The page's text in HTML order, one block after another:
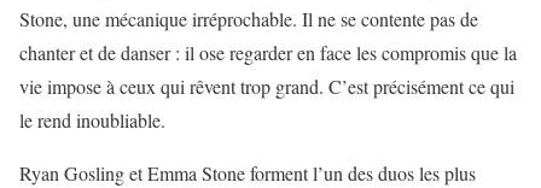
Stone, une mécanique irréprochable. Il ne se contente pas de
chanter et de danser : il ose regarder en face les compromis que la
vie impose à ceux qui rêvent trop grand. C’est précisément ce qui
le rend inoubliable.
Ryan Gosling et Emma Stone forment l’un des duos les plus